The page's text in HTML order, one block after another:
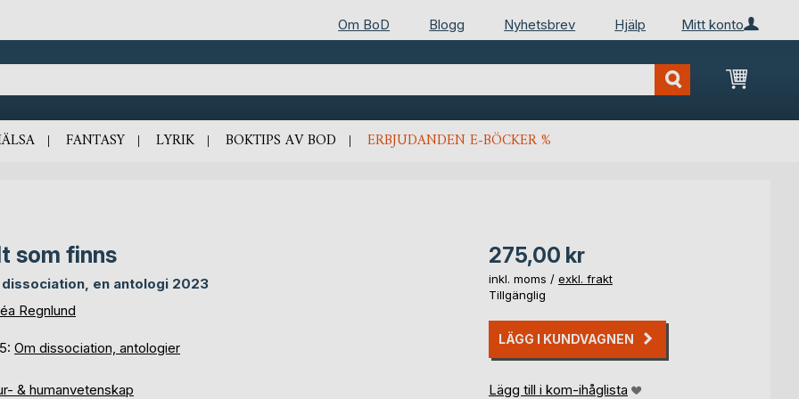
Mitt konto
Om BoD Blogg Nyhetsbrev Hjälp
Min
FANTASY LYRIK BOKTIPS AV BOD ERBJUDANDEN E-BÖCKER %
som finns
dissociation, en antologi 2023
Regnlund
Om dissociation, antologier
& humanvetenskap
275,00 kr
inkl. moms / exkl. frakt
Tillgänglig
LÄGG I KUNDVAGNEN
Lägg till i kom-ihåglista